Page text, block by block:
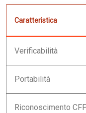
Caratteristica
Verificabilità
Portabilità
Riconoscimento